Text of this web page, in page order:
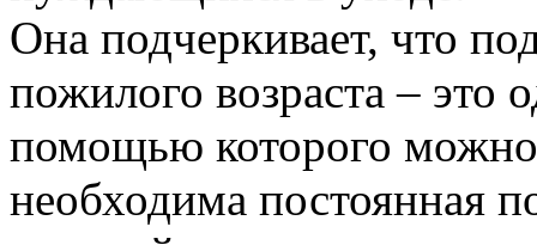
Она подчеркивает, что
пожилого возраста – это
помощью которого
необходима постоянная